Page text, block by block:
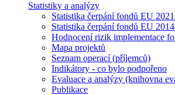
Statistiky a analýzy
Statistika čerpání fondů EU
Statistika čerpání fondů EU
Hodnocení rizik implementace
Mapa projektů
Seznam operací (příjemců)
Indikátory - co bylo podpořeno
Evaluace a analýzy (knihovna
Publikace